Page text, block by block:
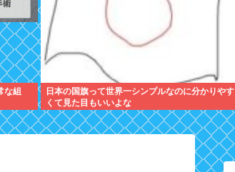
な組
日本の国旗って世界一シンプルなのに分かりやす
くて見た目もいいよな